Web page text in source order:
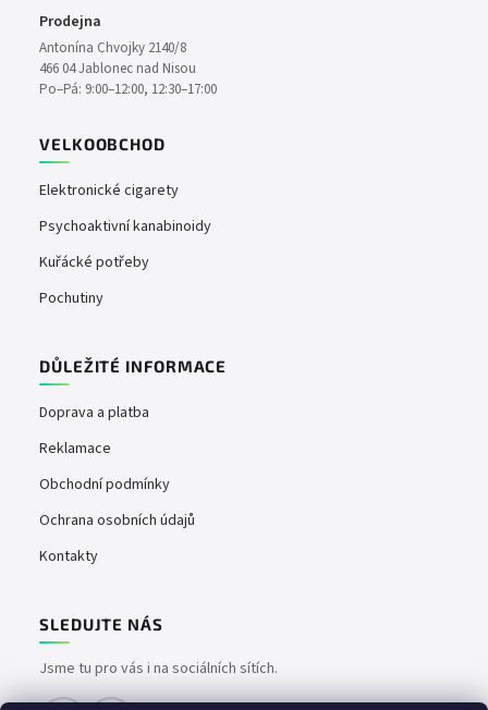
Prodejna
Antonína Chvojky 2140/8
466 04 Jablonec nad Nisou
Po–Pá: 9:00–12:00, 12:30–17:00
VELKOOBCHOD
Elektronické cigarety
Psychoaktivní kanabinoidy
Kuřácké potřeby
Pochutiny
DŮLEŽITÉ INFORMACE
Doprava a platba
Reklamace
Obchodní podmínky
Ochrana osobních údajů
Kontakty
SLEDUJTE NÁS
Jsme tu pro vás i na sociálních sítích.